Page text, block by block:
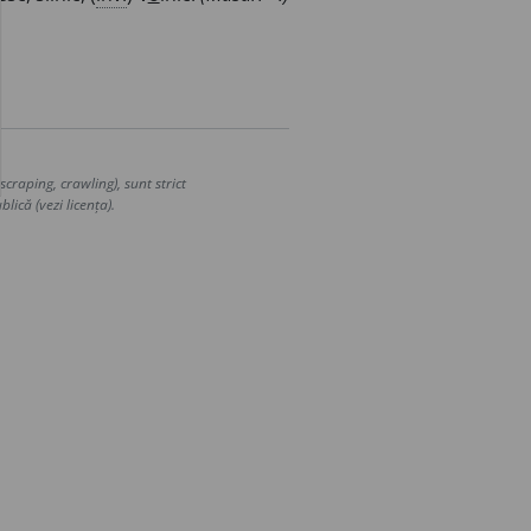
crawling), sunt strict
(vezi licența).